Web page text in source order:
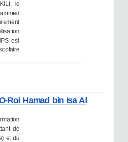
le
est
Roi Hamad bin Isa Al
de
et du